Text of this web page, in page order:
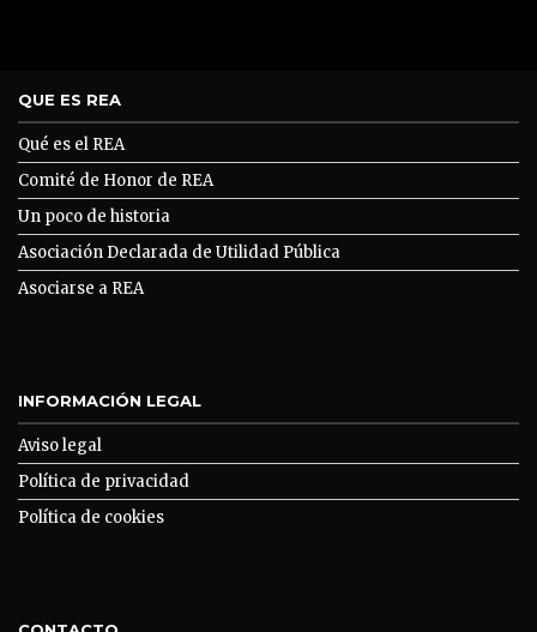
QUE ES REA
Qué es el REA
Comité de Honor de REA
Un poco de historia
Asociación Declarada de Utilidad Pública
Asociarse a REA
INFORMACIÓN LEGAL
Aviso legal
Política de privacidad
Política de cookies